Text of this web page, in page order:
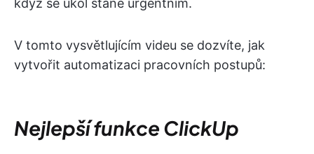
když se úkol stane urgentním.
V tomto vysvětlujícím videu se dozvíte, jak
vytvořit automatizaci pracovních postupů:
Nejlepší funkce ClickUp